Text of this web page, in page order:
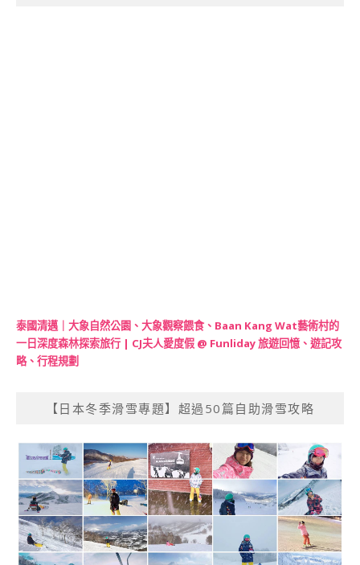
泰國清邁｜大象自然公園、大象觀察餵食、Baan Kang Wat藝術村的
一日深度森林探索旅行 | CJ夫人愛度假 @ Funliday 旅遊回憶、遊記攻
略、行程規劃
【日本冬季滑雪專題】超過50篇自助滑雪攻略